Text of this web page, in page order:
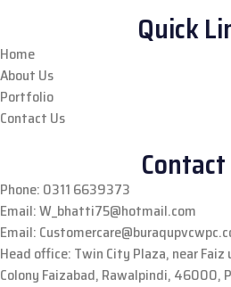
Quick
Home
About Us
Portfolio
Contact Us
Phone: 0311 6639373
Email: W_bhatti75@hotmail.com
Email:
Head office: Twin City Plaza, near
Colony Faizabad, Rawalpindi, 46000,